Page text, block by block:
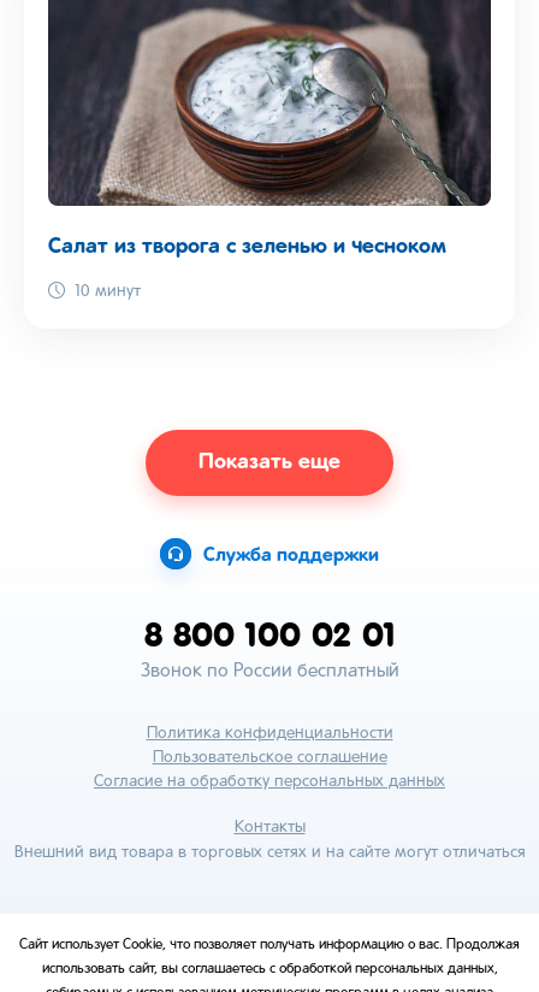
Салат из творога с зеленью и чесноком
10 минут
Показать еще
Служба поддержки
8 800 100 02 01
Звонок по России бесплатный
Политика конфиденциальности
Пользовательское соглашение
Согласие на обработку персональных данных
Контакты
Внешний вид товара в торговых сетях и на сайте могут отличаться
Сайт использует Cookie, что позволяет получать информацию о вас. Продолжая
использовать сайт, вы соглашаетесь с обработкой персональных данных,